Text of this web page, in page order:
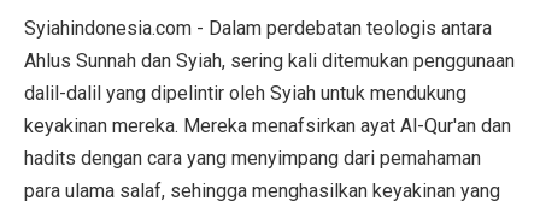
Syiahindonesia.com - Dalam perdebatan teologis antara
Ahlus Sunnah dan Syiah, sering kali ditemukan penggunaan
dalil-dalil yang dipelintir oleh Syiah untuk mendukung
keyakinan mereka. Mereka menafsirkan ayat Al-Qur'an dan
hadits dengan cara yang menyimpang dari pemahaman
para ulama salaf, sehingga menghasilkan keyakinan yang